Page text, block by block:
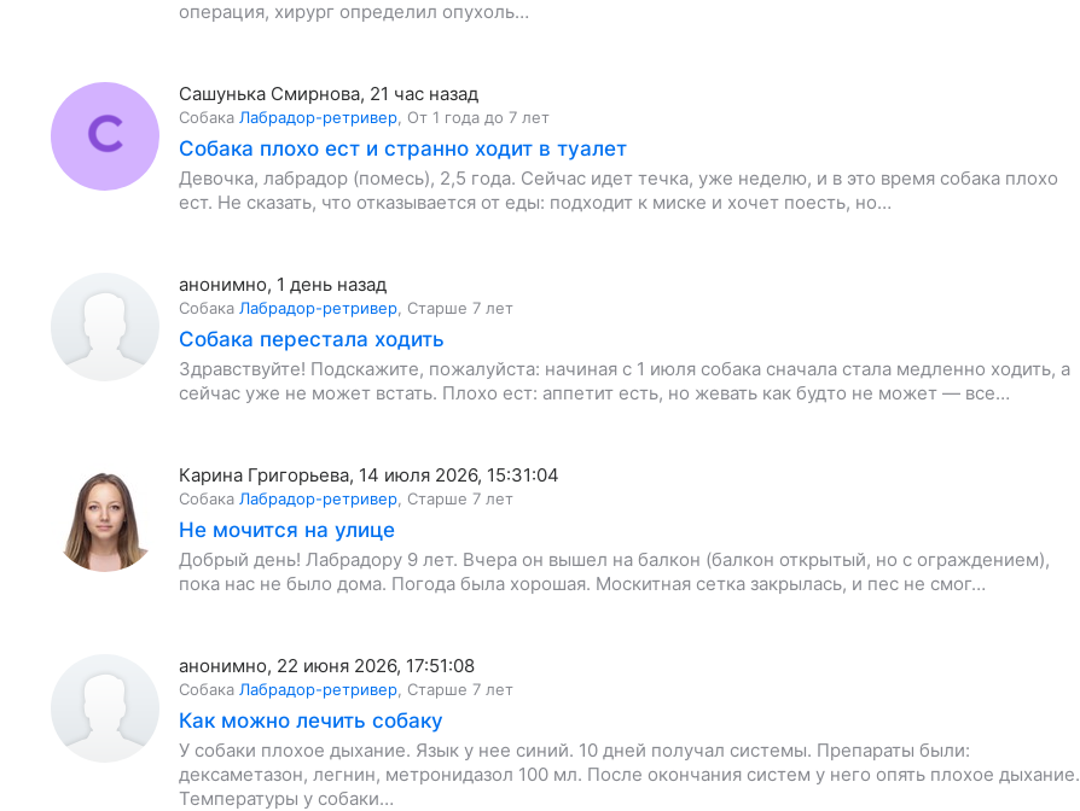
операция, хирург определил опухоль…
Сашунька Смирнова, 21 час назад
Собака Лабрадор-ретривер От 1 года до 7 лет
Собака плохо ест и странно ходит в туалет
Девочка, лабрадор (помесь), 2,5 года. Сейчас идет течка, уже неделю, и в это время собака плохо
ест. Не сказать, что отказывается от еды: подходит к миске и хочет поесть, но…
анонимно, 1 день назад
Собака Лабрадор-ретривер Старше 7 лет
Собака перестала ходить
Здравствуйте! Подскажите, пожалуйста: начиная с 1 июля собака сначала стала медленно ходить, а
сейчас уже не может встать. Плохо ест: аппетит есть, но жевать как будто не может — все…
Карина Григорьева, 14 июля 2026, 15:31:04
Собака Лабрадор-ретривер Старше 7 лет
Не мочится на улице
Добрый день! Лабрадору 9 лет. Вчера он вышел на балкон (балкон открытый, но с ограждением),
пока нас не было дома. Погода была хорошая. Москитная сетка закрылась, и пес не смог…
анонимно, 22 июня 2026, 17:51:08
Собака Лабрадор-ретривер Старше 7 лет
Как можно лечить собаку
У собаки плохое дыхание. Язык у нее синий. 10 дней получал системы. Препараты были:
дексаметазон, легнин, метронидазол 100 мл. После окончания систем у него опять плохое дыхание.
Температуры у собаки…